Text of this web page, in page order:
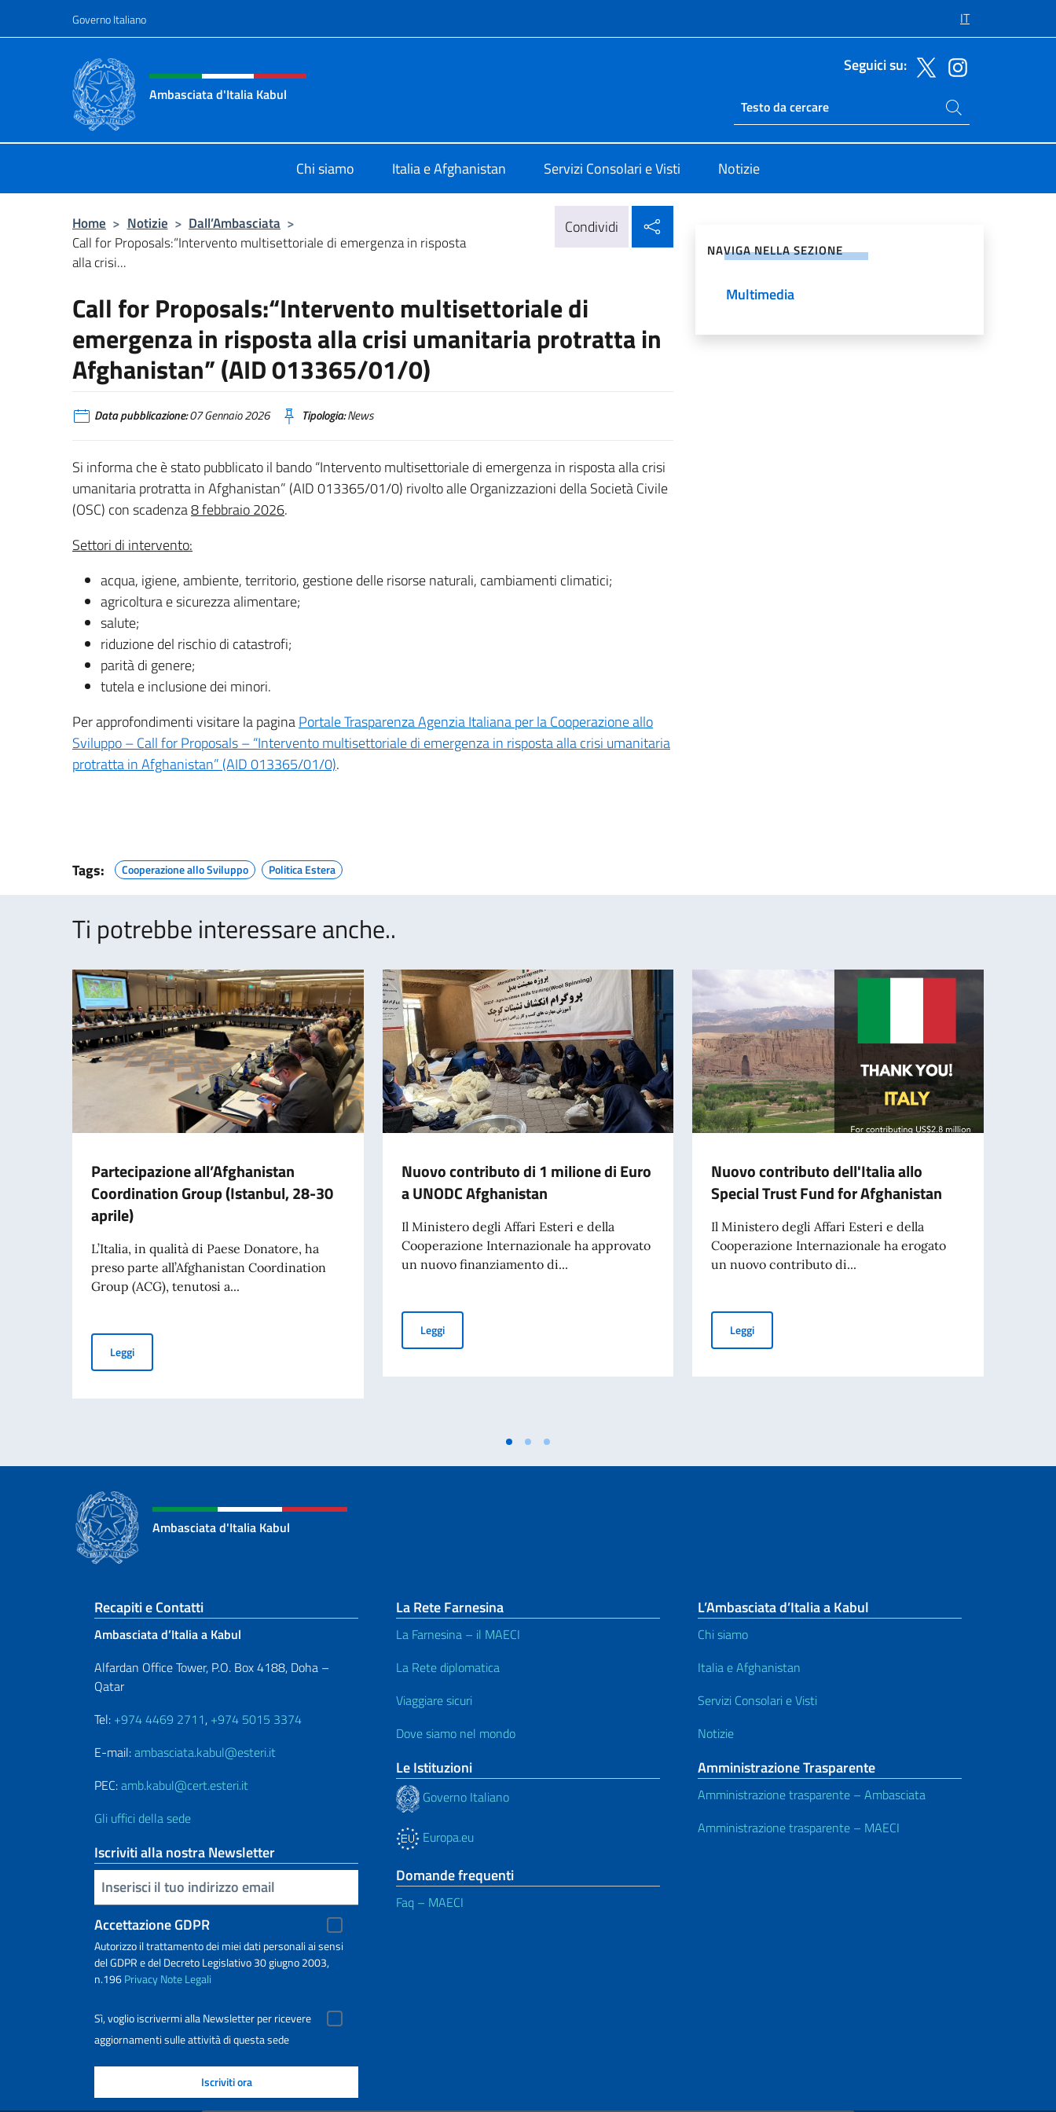
Governo Italiano IT
Intestazione sito, social e menù
Ambasciata d'Italia Kabul
Seguici su:
Ricerca sito live
Cerca nel sito
Chi siamo Italia e Afghanistan Servizi Consolari e Visti Notizie
Home > Notizie > Dall’Ambasciata >
Call for Proposals:“Intervento multisettoriale di emergenza in risposta
alla crisi...
Condividi
Call for Proposals:“Intervento multisettoriale di
emergenza in risposta alla crisi umanitaria protratta in
Afghanistan” (AID 013365/01/0)
Data pubblicazione:07 Gennaio 2026 Tipologia:News
Si informa che è stato pubblicato il bando “Intervento multisettoriale di emergenza in risposta alla crisi
umanitaria protratta in Afghanistan” (AID 013365/01/0) rivolto alle Organizzazioni della Società Civile
(OSC) con scadenza8 febbraio 2026.
Settori di intervento:
acqua, igiene, ambiente, territorio, gestione delle risorse naturali, cambiamenti climatici;
agricoltura e sicurezza alimentare;
salute;
riduzione del rischio di catastrofi;
parità di genere;
tutela e inclusione dei minori.
Per approfondimenti visitare la paginaPortale Trasparenza Agenzia Italiana per la Cooperazione allo
Sviluppo – Call for Proposals – “Intervento multisettoriale di emergenza in risposta alla crisi umanitaria
protratta in Afghanistan” (AID 013365/01/0).
Tags: Cooperazione allo Sviluppo Politica Estera
NAVIGA NELLA SEZIONE
Multimedia
Ti potrebbe interessare anche..
Partecipazione all’Afghanistan
Coordination Group (Istanbul, 28-30
aprile)
L’Italia, in qualità di Paese Donatore, ha
preso parte all’Afghanistan Coordination
Group (ACG), tenutosi a...
LeggiPartecipazione all’Afghanistan Coordination Group (Istanbul, 28-30 aprile)
Nuovo contributo di 1 milione di Euro
a UNODC Afghanistan
Il Ministero degli Affari Esteri e della
Cooperazione Internazionale ha approvato
un nuovo finanziamento di...
LeggiNuovo contributo di 1 milione di Euro a UNODC Afghanistan
Nuovo contributo dell'Italia allo
Special Trust Fund for Afghanistan
Il Ministero degli Affari Esteri e della
Cooperazione Internazionale ha erogato
un nuovo contributo di...
LeggiNuovo contributo dell'Italia allo Special Trust Fund for
Ambasciata d'Italia Kabul
Sezione footer
Recapiti e Contatti
Ambasciata d’Italia a Kabul
Alfardan Office Tower, P.O. Box 4188, Doha –
Qatar
Tel: +974 4469 2711, +974 5015 3374
E-mail:ambasciata.kabul@esteri.it
PEC:amb.kabul@cert.esteri.it
Gli uffici della sede
Iscriviti alla nostra Newsletter
Inserisci la tua email
Accettazione GDPR
Autorizzo il trattamento dei miei dati personali ai sensi
del GDPR e del Decreto Legislativo 30 giugno 2003,
n.196PrivacyNote Legali
Sì, voglio iscrivermi alla Newsletter per ricevere
aggiornamenti sulle attività di questa sede
La Rete Farnesina
La Farnesina – il MAECI
La Rete diplomatica
Viaggiare sicuri
Dove siamo nel mondo
Le Istituzioni
Governo Italiano
Europa.eu
Domande frequenti
Faq – MAECI
L’Ambasciata d’Italia a Kabul
Chi siamo
Italia e Afghanistan
Servizi Consolari e Visti
Notizie
Amministrazione Trasparente
Amministrazione trasparente – Ambasciata
Amministrazione trasparente – MAECI